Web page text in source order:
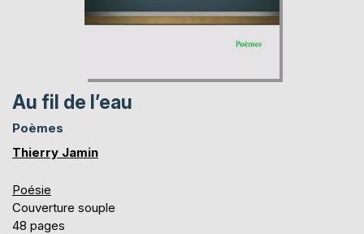
Au fil de l’eau
Poèmes
Thierry Jamin
Poésie
Couverture souple
48 pages